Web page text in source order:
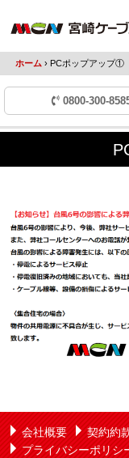
ホーム ›PCポップアップ①
0800-300-
会社概要 契約約
プライバシーポリシ